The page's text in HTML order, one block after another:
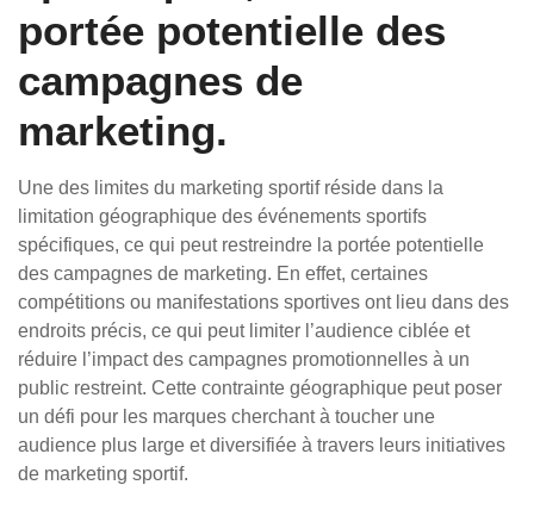
portée potentielle des
campagnes de
marketing.
Une des limites du marketing sportif réside dans la
limitation géographique des événements sportifs
spécifiques, ce qui peut restreindre la portée potentielle
des campagnes de marketing. En effet, certaines
compétitions ou manifestations sportives ont lieu dans des
endroits précis, ce qui peut limiter l’audience ciblée et
réduire l’impact des campagnes promotionnelles à un
public restreint. Cette contrainte géographique peut poser
un défi pour les marques cherchant à toucher une
audience plus large et diversifiée à travers leurs initiatives
de marketing sportif.